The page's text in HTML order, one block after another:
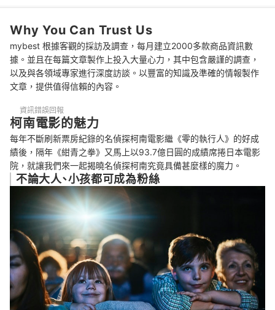
4 將焦點放在人氣角色上
推薦柯南電影人氣排行榜
專家解惑！選購柯南電影的常見問題
Q：會不會有驚悚、血腥的殺人場景？適合小朋友看嗎？
Q：有其他類似柯南的動畫電影嗎？
其他動畫電影巨作
總結
Why You Can Trust Us
mybest 根據客觀的採訪及調查，每月建立2000多款商品資訊數
據。並且在每篇文章製作上投入大量心力，其中包含嚴謹的調查，
以及與各領域專家進行深度訪談。以豐富的知識及準確的情報製作
文章，提供值得信賴的內容。
資訊錯誤回報
柯南電影的魅力
每年不斷刷新票房紀錄的名偵探柯南電影繼《零的執行人》的好成
績後，隔年《紺青之拳》又馬上以93.7億日圓的成績席捲日本電影
院，就讓我們來一起揭曉名偵探柯南究竟具備甚麼樣的魔力。
不論大人、小孩都可成為粉絲